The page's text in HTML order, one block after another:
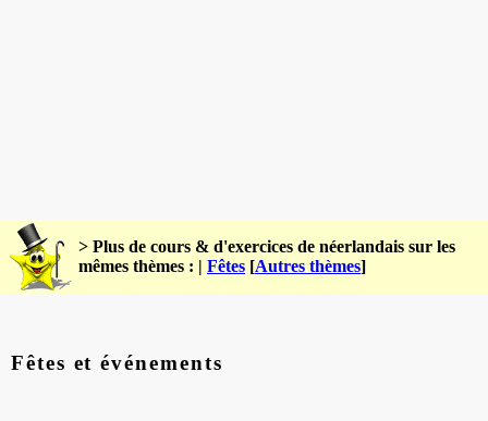
> Plus de cours & d'exercices de néerlandais sur les
mêmes thèmes : | Fêtes [Autres thèmes]
Fêtes et événements